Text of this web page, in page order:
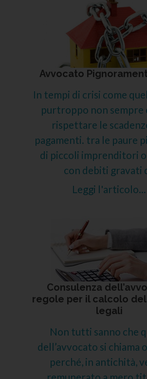
Avvocato
In tempi di crisi come
purtroppo non sempre
rispettare le
pagamenti. tra le paure
di piccoli imprenditori
con debiti gravati
Leggi l'articolo...
Consulenza
regole per il calcolo
legali
Non tutti sanno che
dell’avvocato si chiama
perché, in antichità,